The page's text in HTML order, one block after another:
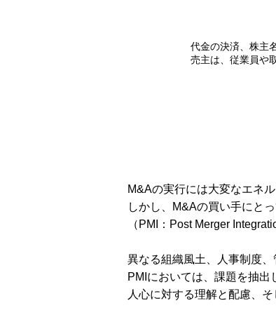
代金の決済、株主
売主は、従業員や
M&Aの実行には大変なエネ
しかし、M&Aの買い手にと
（PMI：Post Merger
異なる組織風土、人事制度
PMIにおいては、課題を抽
人心に対する理解と配慮、